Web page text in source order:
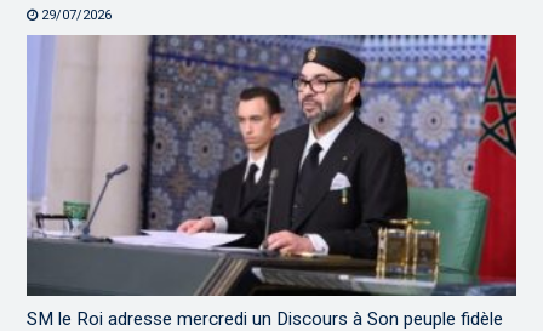
29/07/2026
SM le Roi adresse mercredi un Discours à Son peuple fidèle